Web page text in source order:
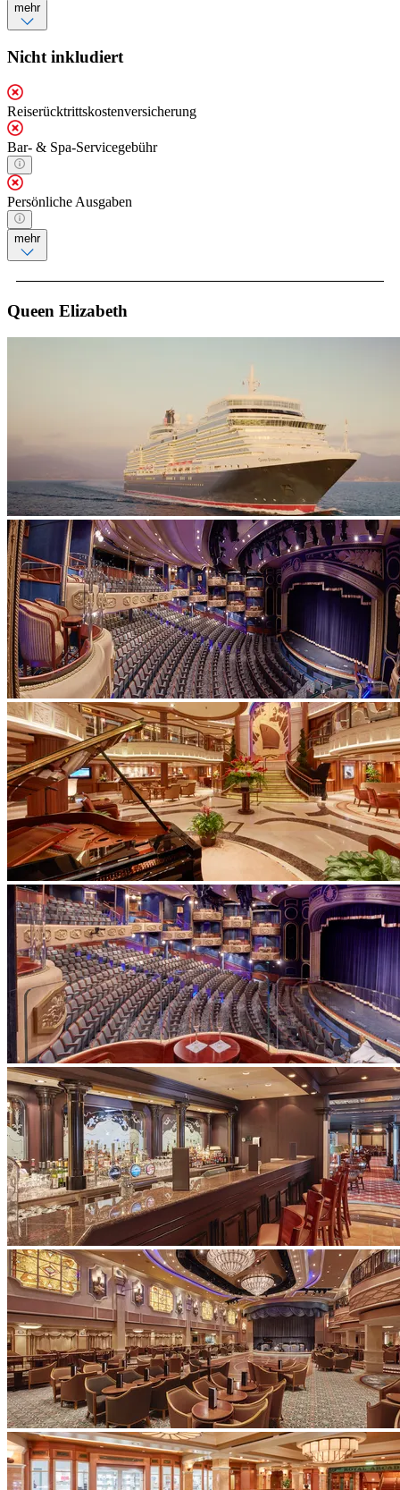
mehr
Nicht inkludiert
Reiserücktrittskostenversicherung
Bar- & Spa-Servicegebühr
Persönliche Ausgaben
mehr
Queen Elizabeth